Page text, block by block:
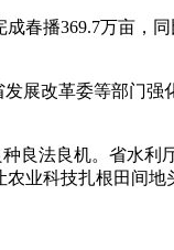
播369.7万亩，同
改革委等部门强
法良机。省水利
业科技扎根田间地